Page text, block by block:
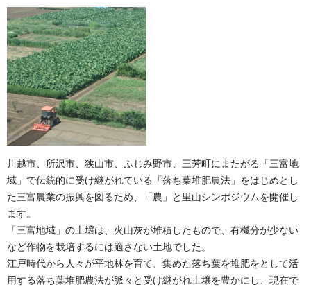
川越市、所沢市、狭山市、ふじみ野市、三芳町にまたがる「三富地
域」で伝統的に受け継がれている「落ち葉堆肥農法」をはじめとし
た三富農業の振興を図るため、「農」と里山シンポジウムを開催し
ます。
「三富地域」の土壌は、火山灰が堆積したもので、有機分が少ない
など作物を栽培するには適さない土地でした。
江戸時代から人々が平地林を育て、集めた落ち葉を堆肥をとして活
用する落ち葉堆肥農法が脈々と受け継がれ土壌を豊かにし、現在で